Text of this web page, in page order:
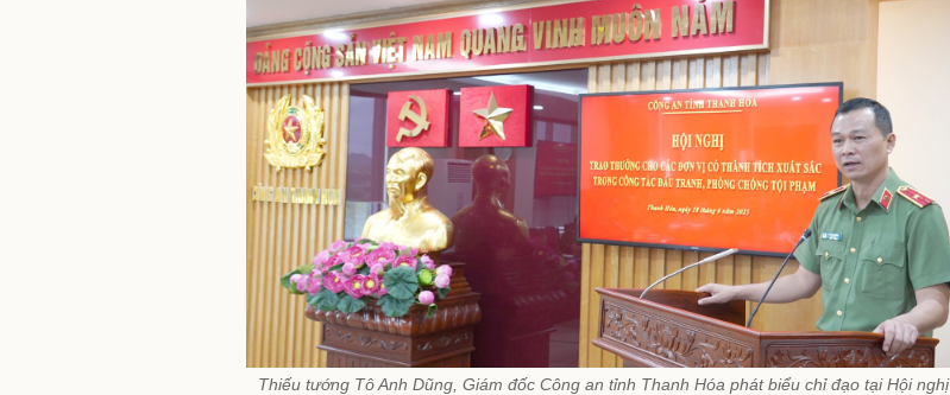
Thiếu tướng Tô Anh Dũng, Giám đốc Công an tỉnh Thanh Hóa phát biểu chỉ đạo tại Hội nghị